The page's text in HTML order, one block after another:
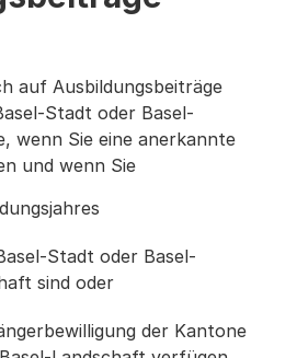
auf Ausbildungsbeiträge
Stadt oder Basel-
wenn Sie eine anerkannte
und wenn Sie
Stadt oder Basel-
sind oder
der Kantone